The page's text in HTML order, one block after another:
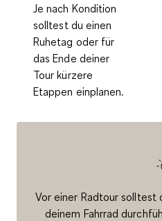
Je nach Kondition
solltest du einen
Ruhetag oder für
das Ende deiner
Tour kürzere
Etappen einplanen.
Vor einer Radtour solltest
deinem Fahrrad